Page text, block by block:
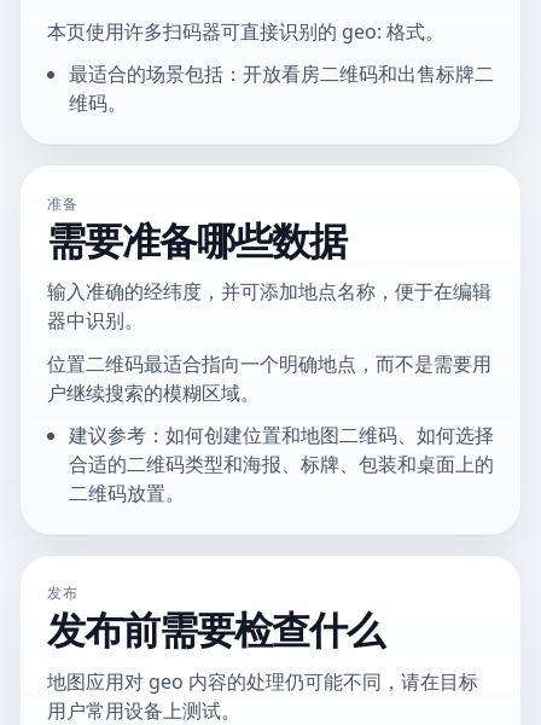
本页使用许多扫码器可直接识别的 geo: 格式。
最适合的场景包括：开放看房二维码和出售标牌二
维码。
准备
需要准备哪些数据
输入准确的经纬度，并可添加地点名称，便于在编辑
器中识别。
位置二维码最适合指向一个明确地点，而不是需要用
户继续搜索的模糊区域。
建议参考：如何创建位置和地图二维码、如何选择
合适的二维码类型和海报、标牌、包装和桌面上的
二维码放置。
发布
发布前需要检查什么
地图应用对 geo 内容的处理仍可能不同，请在目标
用户常用设备上测试。